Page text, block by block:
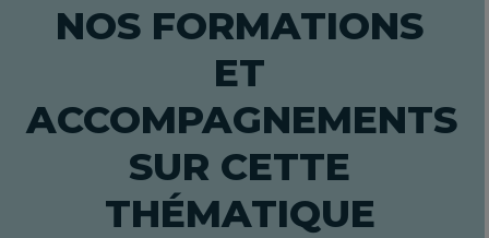
NOS FORMATIONS
ET
ACCOMPAGNEMENTS
SUR CETTE
THÉMATIQUE